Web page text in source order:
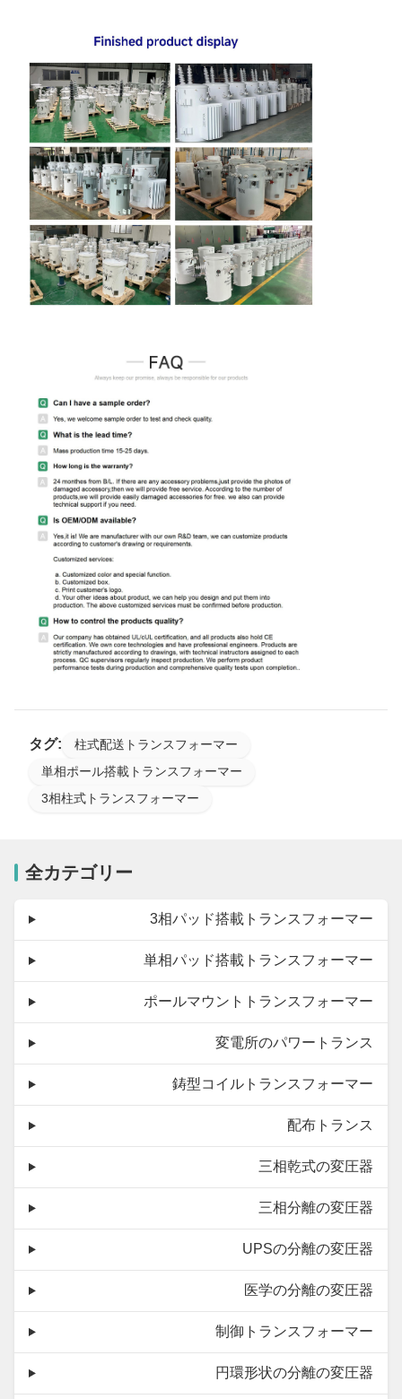
タグ:
柱式配送トランスフォーマー
単相ポール搭載トランスフォーマー
3相柱式トランスフォーマー
全カテゴリー
3相パッド搭載トランスフォーマー
単相パッド搭載トランスフォーマー
ポールマウントトランスフォーマー
変電所のパワートランス
鋳型コイルトランスフォーマー
配布トランス
三相乾式の変圧器
三相分離の変圧器
UPSの分離の変圧器
医学の分離の変圧器
制御トランスフォーマー
円環形状の分離の変圧器